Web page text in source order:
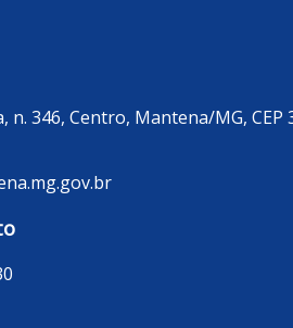
n. 346, Centro, Mantena/MG, CEP